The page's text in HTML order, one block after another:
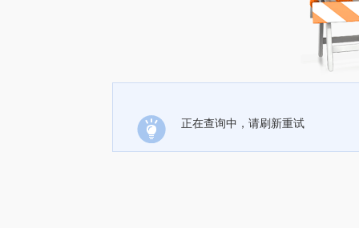
正在查询中，请刷新重试